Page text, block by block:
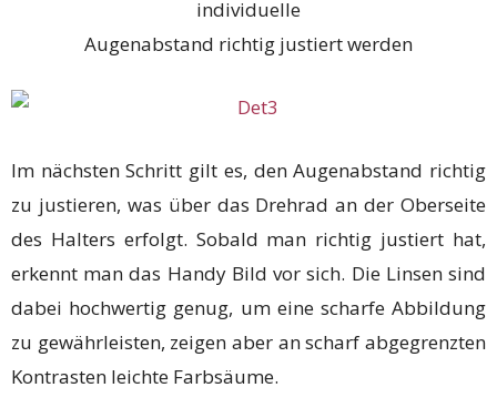
individuelle
Augenabstand richtig justiert werden
Im nächsten Schritt gilt es, den Augenabstand richtig
zu justieren, was über das Drehrad an der Oberseite
des Halters erfolgt. Sobald man richtig justiert hat,
erkennt man das Handy Bild vor sich. Die Linsen sind
dabei hochwertig genug, um eine scharfe Abbildung
zu gewährleisten, zeigen aber an scharf abgegrenzten
Kontrasten leichte Farbsäume.